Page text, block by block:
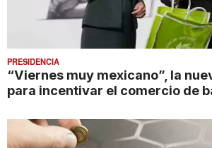
PRESIDENCIA
“Viernes muy mexicano”, la
para incentivar el comercio de